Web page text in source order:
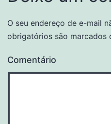
O seu endereço de e-mail
obrigatórios são marcados
Comentário